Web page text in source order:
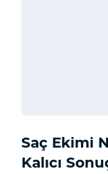
Saç Ekimi
Kalıcı